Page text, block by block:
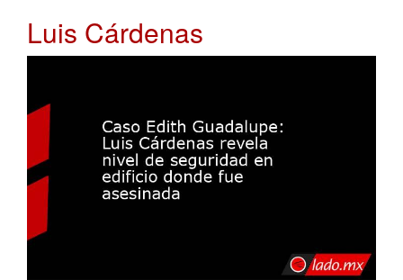
Luis Cárdenas